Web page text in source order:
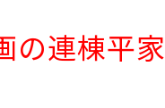
の連棟平家